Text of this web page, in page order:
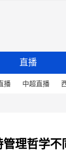
直播
播 中超直播
理哲学